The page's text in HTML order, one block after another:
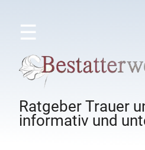
☰
Ratgeber Trauer
informativ und